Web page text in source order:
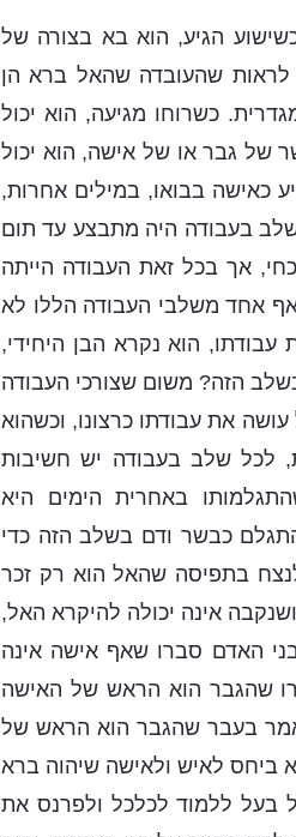
הגיע, הוא בא בצורה של
לראות שהעובדה שהאל ברא הן
כשרוחו מגיעה, הוא יכול
של גבר או של אישה, הוא יכול
כאישה בבואו, במילים אחרות,
בעבודה היה מתבצע עד תום
אך בכל זאת העבודה הייתה
אחד משלבי העבודה הללו לא
הוא נקרא הבן היחידי,
הזה? משום שצורכי העבודה
את עבודתו כרצונו, וכשהוא
לכל שלב בעבודה יש חשיבות
באחרית הימים היא
כבשר ודם בשלב הזה כדי
בתפיסה שהאל הוא רק זכר
אינה יכולה להיקרא האל,
האדם סברו שאף אישה אינה
שהגבר הוא הראש של האישה
בעבר שהגבר הוא הראש של
ביחס לאיש ולאישה שיהוה ברא
בעל ללמוד לכלכל ולפרנס את